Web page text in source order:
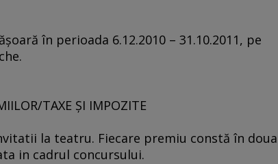
în perioada 6.12.2010 – 31.10.2011, pe
TAXE ŞI IMPOZITE
la teatru. Fiecare premiu constă în doua
in cadrul concursului.